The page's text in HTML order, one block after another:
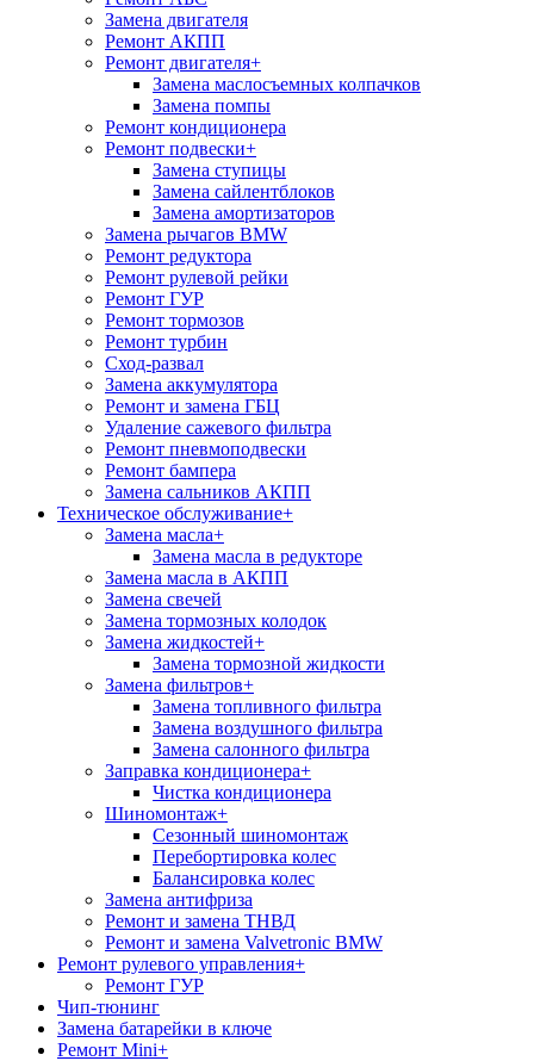
Замена двигателя
Ремонт АКПП
Ремонт двигателя+
Замена маслосъемных колпачков
Замена помпы
Ремонт кондиционера
Ремонт подвески+
Замена ступицы
Замена сайлентблоков
Замена амортизаторов
Замена рычагов BMW
Ремонт редуктора
Ремонт рулевой рейки
Ремонт ГУР
Ремонт тормозов
Ремонт турбин
Сход-развал
Замена аккумулятора
Ремонт и замена ГБЦ
Удаление сажевого фильтра
Ремонт пневмоподвески
Ремонт бампера
Замена сальников АКПП
Техническое обслуживание+
Замена масла+
Замена масла в редукторе
Замена масла в АКПП
Замена свечей
Замена тормозных колодок
Замена жидкостей+
Замена тормозной жидкости
Замена фильтров+
Замена топливного фильтра
Замена воздушного фильтра
Замена салонного фильтра
Заправка кондиционера+
Чистка кондиционера
Шиномонтаж+
Сезонный шиномонтаж
Перебортировка колес
Балансировка колес
Замена антифриза
Ремонт и замена ТНВД
Ремонт и замена Valvetronic BMW
Ремонт рулевого управления+
Ремонт ГУР
Чип-тюнинг
Замена батарейки в ключе
Ремонт Mini+